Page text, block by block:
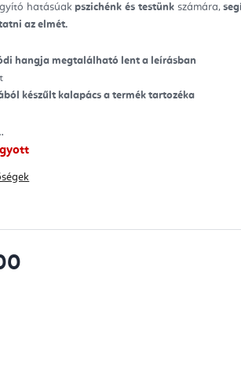
hatásúakpszichénk és testünkszámára,
az elmét.
hangja megtalálható lent a leírásban
készűlt kalapács a termék tartozéka